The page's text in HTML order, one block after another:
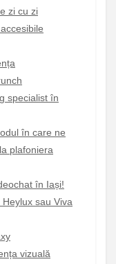
zi cu zi
specialist în
în care ne
plafoniera
în Iași!
sau Viva
vizuală